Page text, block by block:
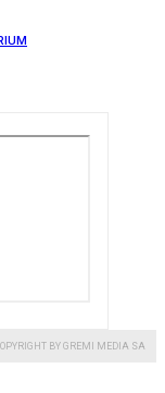
BY GREMI MEDIA SA